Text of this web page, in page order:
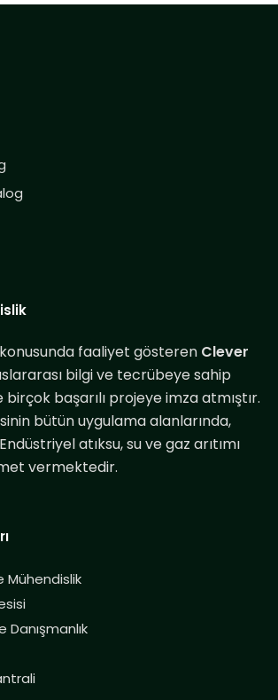
faaliyet gösteren Clever
bilgi ve tecrübeye sahip
başarılı projeye imza atmıştır.
bütün uygulama alanlarında,
atıksu, su ve gaz arıtımı
vermektedir.
Mühendislik
Danışmanlık